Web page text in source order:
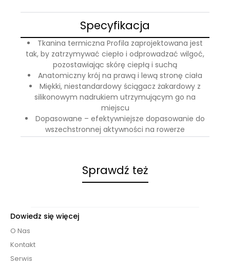
Specyfikacja
Tkanina termiczna Profila zaprojektowana jest
tak, by zatrzymywać ciepło i odprowadzać wilgoć,
pozostawiając skórę ciepłą i suchą
Anatomiczny krój na prawą i lewą stronę ciała
Miękki, niestandardowy ściągacz żakardowy z
silikonowym nadrukiem utrzymującym go na
miejscu
Dopasowane – efektywniejsze dopasowanie do
wszechstronnej aktywności na rowerze
Sprawdź też
Dowiedz się więcej
O Nas
Kontakt
Serwis